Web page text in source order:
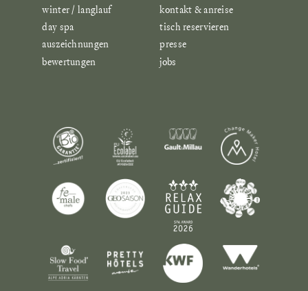
winter / langlauf
day spa
auszeichnungen
bewertungen
kontakt & anreise
tisch reservieren
presse
jobs